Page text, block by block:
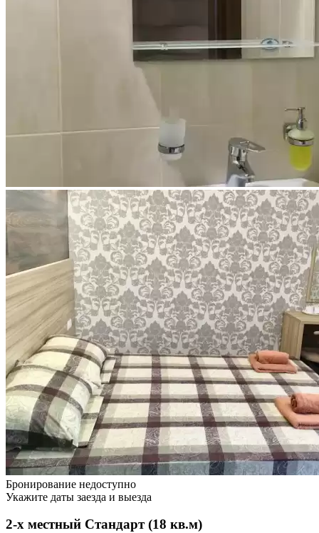
Бронирование недоступно
Укажите даты заезда и выезда
2-х местный Стандарт (18 кв.м)